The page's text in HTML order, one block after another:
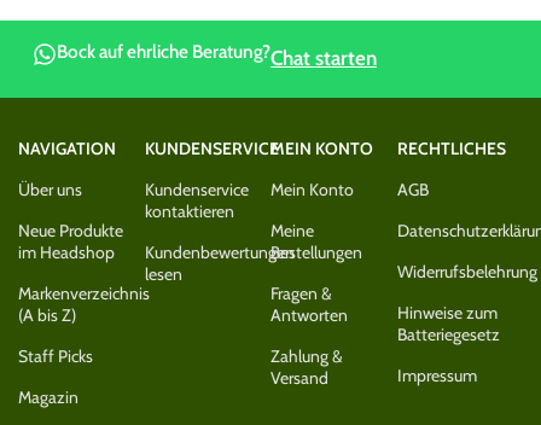
Bock auf ehrliche Beratung?Chat starten
NAVIGATION
Über uns
Neue Produkte
im Headshop
Markenverzeichnis
(A bis Z)
Staff Picks
Magazin
KUNDENSERVICE
Kundenservice
kontaktieren
Kundenbewertungen
lesen
MEIN KONTO
Mein Konto
Meine
Bestellungen
Fragen &
Antworten
Zahlung &
Versand
RECHTLICHES
AGB
Widerrufsbelehrung
Hinweise zum
Batteriegesetz
Impressum